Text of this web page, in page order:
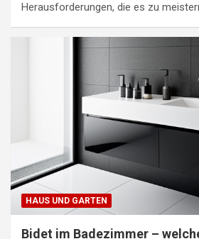
Herausforderungen, die es zu
HAUS UND GARTEN
Bidet im Badezimmer –